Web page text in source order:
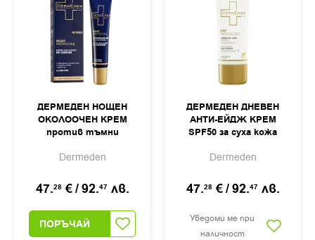
ДЕРМЕДЕН НОЩЕН
ОКОЛООЧЕН КРЕМ
против тъмни
под очите 15мл
Dermeden
47.28 €/92.47 лв.
ПОРЪЧАЙ
ДЕРМЕДЕН ДНЕВЕН
АНТИ-ЕЙДЖ КРЕМ
SPF50 за суха кожа
Dermeden
47.28 €/92.47 лв.
Уведоми ме при
наличност